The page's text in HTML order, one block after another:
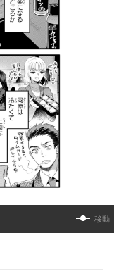
移動